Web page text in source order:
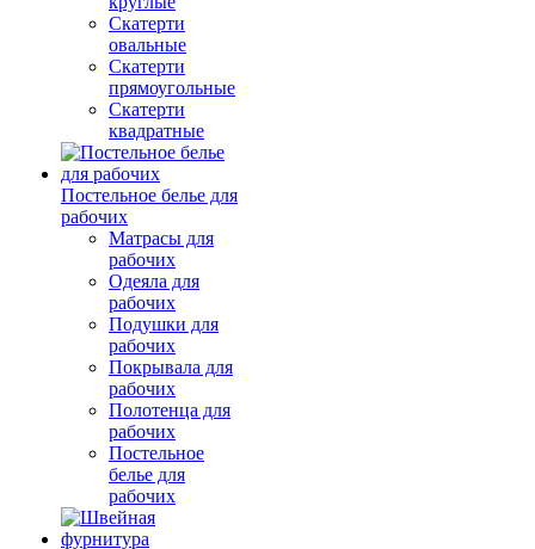
Скатерти
овальные
Скатерти
прямоугольные
Скатерти
квадратные
Постельное белье для
рабочих
Матрасы для
рабочих
Одеяла для
рабочих
Подушки для
рабочих
Покрывала для
рабочих
Полотенца для
рабочих
Постельное
белье для
рабочих